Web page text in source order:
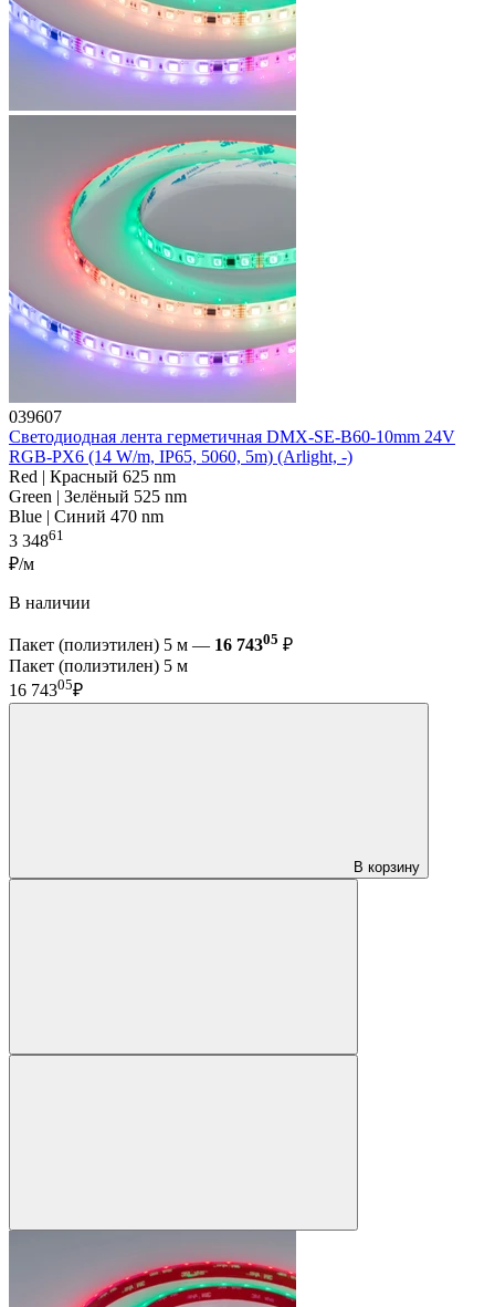
039607
Светодиодная лента герметичная DMX-SE-B60-10mm 24V
RGB-PX6 (14 W/m, IP65, 5060, 5m) (Arlight, -)
Red | Красный 625 nm
Green | Зелёный 525 nm
Blue | Синий 470 nm
3 34861
₽/м
В наличии
Пакет (полиэтилен) 5 м — 16 74305 ₽
Пакет (полиэтилен) 5 м
16 74305₽
В корзину